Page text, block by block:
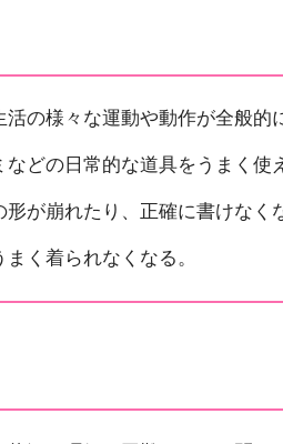
活の様々な運動や動作が全般的
などの日常的な道具をうまく使
形が崩れたり、正確に書けなく
まく着られなくなる。